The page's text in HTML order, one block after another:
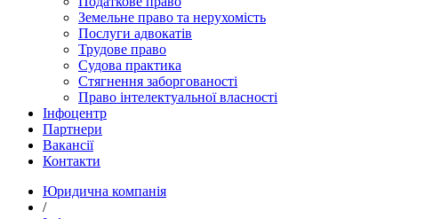
Земельне право та нерухомість
Послуги адвокатів
Трудове право
Судова практика
Стягнення заборгованості
Право інтелектуальної власності
Інфоцентр
Партнери
Вакансії
Контакти
Юридична компанія
/